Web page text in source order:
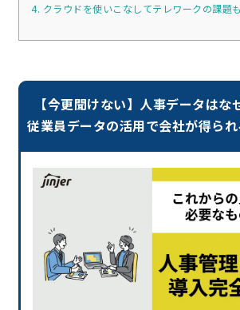
4. クラウドを使いこなしてテレワークの課題
【今更聞けない】人事データはな
従業員データの活用で会社が得ら